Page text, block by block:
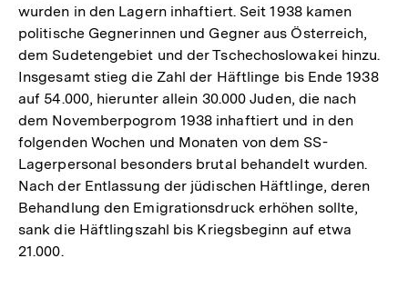
wurden in den Lagern inhaftiert. Seit 1938 kamen
politische Gegnerinnen und Gegner aus Österreich,
dem Sudetengebiet und der Tschechoslowakei hinzu.
Insgesamt stieg die Zahl der Häftlinge bis Ende 1938
auf 54.000, hierunter allein 30.000 Juden, die nach
dem Novemberpogrom 1938 inhaftiert und in den
folgenden Wochen und Monaten von dem SS-
Lagerpersonal besonders brutal behandelt wurden.
Nach der Entlassung der jüdischen Häftlinge, deren
Behandlung den Emigrationsdruck erhöhen sollte,
sank die Häftlingszahl bis Kriegsbeginn auf etwa
21.000.